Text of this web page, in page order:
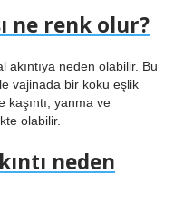
ne renk olur?
neden olabilir. Bu
vajinada bir koku eşlik
kaşıntı, yanma ve
olabilir.
neden